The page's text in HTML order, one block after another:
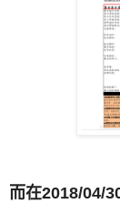
而在2018/04/